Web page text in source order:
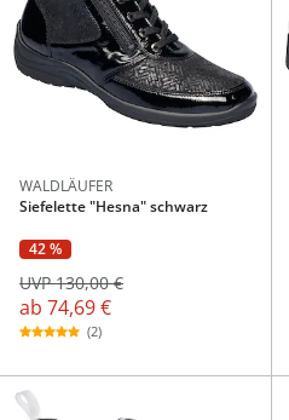
WALDLÄUFER
Siefelette "Hesna" schwarz
42 %
ab 74,69 €
UVP 130,00 €
(2)